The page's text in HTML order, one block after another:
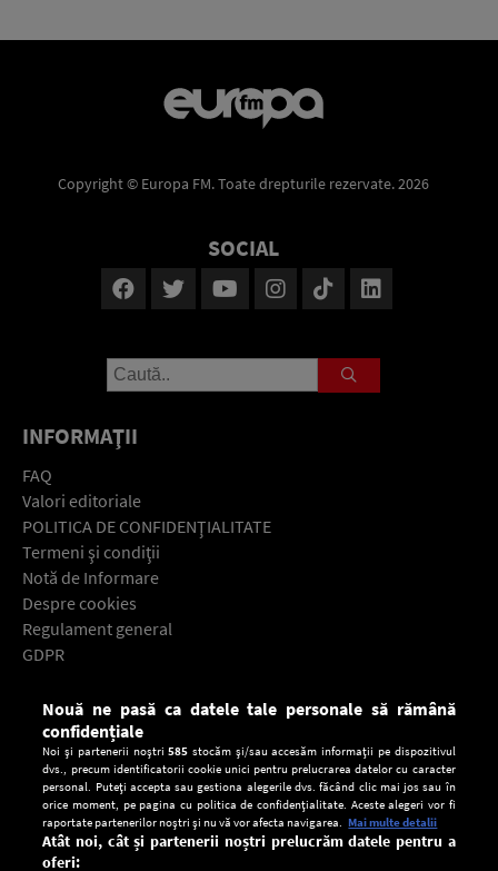
Copyright © Europa FM. Toate drepturile rezervate. 2026
SOCIAL
INFORMAŢII
FAQ
Valori editoriale
POLITICA DE CONFIDENŢIALITATE
Termeni şi condiţii
Notă de Informare
Despre cookies
Regulament general
GDPR
Descarcă gratuit aplicaţia Europa FM pentru smartphone:
Nouă ne pasă ca datele tale personale să rămână
confidențiale
Noi și partenerii noștri585 stocăm și/sau accesăm informații pe dispozitivul
dvs., precum identificatorii cookie unici pentru prelucrarea datelor cu caracter
personal. Puteți accepta sau gestiona alegerile dvs. făcând clic mai jos sau în
orice moment, pe pagina cu politica de confidențialitate. Aceste alegeri vor fi
raportate partenerilor noștri și nu vă vor afecta navigarea. Mai multe detalii
Atât noi, cât și partenerii noștri prelucrăm datele pentru a
oferi: